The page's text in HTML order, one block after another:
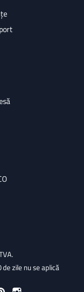
zile nu se aplică